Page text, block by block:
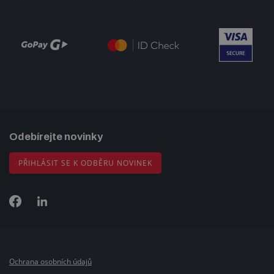
Odebírejte novinky
PŘIHLÁSIT SE K ODBĚRU NOVINEK
Ochrana osobních údajů